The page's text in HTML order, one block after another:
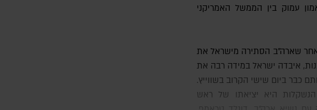
עמוק בין הממשל האמריקני
איבדה ישראל במידה רבה את
כבר ביום שישי הקרוב בשווייץ.
היא יציאתו של ראש